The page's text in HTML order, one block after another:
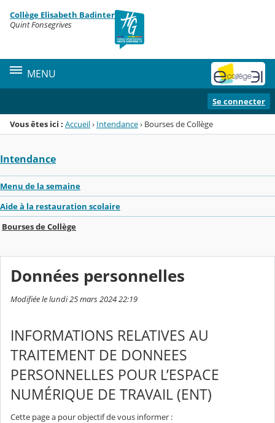
Menu de la rubrique
Contenu
Collège Elisabeth Badinter
Quint Fonsegrives
MENU
Se connecter
Vous êtes ici : Accueil› Intendance› Bourses de Collège
Intendance
Menu de la semaine
Aide à la restauration scolaire
Bourses de Collège
Données personnelles
Modifiée le lundi 25 mars 2024 22:19
INFORMATIONS RELATIVES AU
TRAITEMENT DE DONNEES
PERSONNELLES POUR L’ESPACE
NUMÉRIQUE DE TRAVAIL (ENT)
Cette page a pour objectif de vous informer :